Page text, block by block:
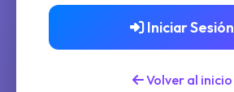
Iniciar Sesión
Volver al inicio